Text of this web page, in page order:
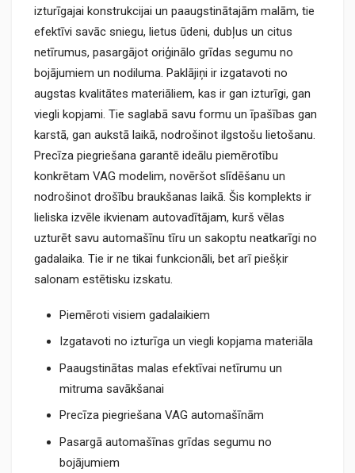
izturīgajai konstrukcijai un paaugstinātajām malām, tie
efektīvi savāc sniegu, lietus ūdeni, dubļus un citus
netīrumus, pasargājot oriģinālo grīdas segumu no
bojājumiem un nodiluma. Paklājiņi ir izgatavoti no
augstas kvalitātes materiāliem, kas ir gan izturīgi, gan
viegli kopjami. Tie saglabā savu formu un īpašības gan
karstā, gan aukstā laikā, nodrošinot ilgstošu lietošanu.
Precīza piegriešana garantē ideālu piemērotību
konkrētam VAG modelim, novēršot slīdēšanu un
nodrošinot drošību braukšanas laikā. Šis komplekts ir
lieliska izvēle ikvienam autovadītājam, kurš vēlas
uzturēt savu automašīnu tīru un sakoptu neatkarīgi no
gadalaika. Tie ir ne tikai funkcionāli, bet arī piešķir
salonam estētisku izskatu.
Piemēroti visiem gadalaikiem
Izgatavoti no izturīga un viegli kopjama materiāla
Paaugstinātas malas efektīvai netīrumu un
mitruma savākšanai
Precīza piegriešana VAG automašīnām
Pasargā automašīnas grīdas segumu no
bojājumiem